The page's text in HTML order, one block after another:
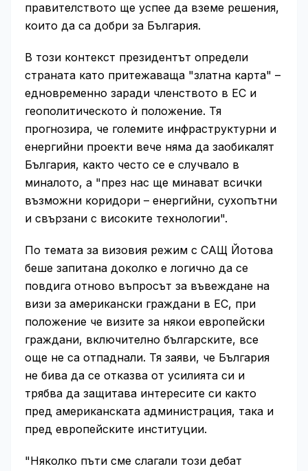
правителството ще успее да вземе решения,
които да са добри за България.
В този контекст президентът определи
страната като притежаваща "златна карта" –
едновременно заради членството в ЕС и
геополитическото ѝ положение. Тя
прогнозира, че големите инфраструктурни и
енергийни проекти вече няма да заобикалят
България, както често се е случвало в
миналото, а "през нас ще минават всички
възможни коридори – енергийни, сухопътни
и свързани с високите технологии".
По темата за визовия режим с САЩ Йотова
беше запитана доколко е логично да се
повдига отново въпросът за въвеждане на
визи за американски граждани в ЕС, при
положение че визите за някои европейски
граждани, включително българските, все
още не са отпаднали. Тя заяви, че България
не бива да се отказва от усилията си и
трябва да защитава интересите си както
пред американската администрация, така и
пред европейските институции.
"Няколко пъти сме слагали този дебат